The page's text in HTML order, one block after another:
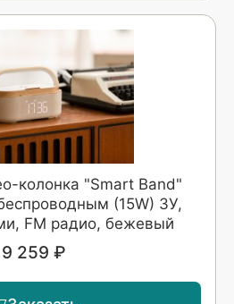
колонка "Smart Band"
(15W) ЗУ,
FM радио, бежевый
9 259 ₽